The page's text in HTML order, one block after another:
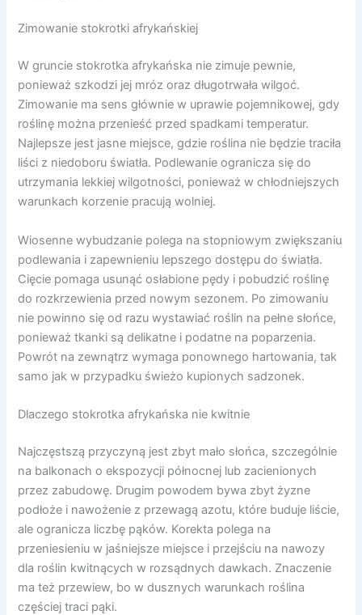
Zimowanie stokrotki afrykańskiej
W gruncie stokrotka afrykańska nie zimuje pewnie,
ponieważ szkodzi jej mróz oraz długotrwała wilgoć.
Zimowanie ma sens głównie w uprawie pojemnikowej, gdy
roślinę można przenieść przed spadkami temperatur.
Najlepsze jest jasne miejsce, gdzie roślina nie będzie traciła
liści z niedoboru światła. Podlewanie ogranicza się do
utrzymania lekkiej wilgotności, ponieważ w chłodniejszych
warunkach korzenie pracują wolniej.
Wiosenne wybudzanie polega na stopniowym zwiększaniu
podlewania i zapewnieniu lepszego dostępu do światła.
Cięcie pomaga usunąć osłabione pędy i pobudzić roślinę
do rozkrzewienia przed nowym sezonem. Po zimowaniu
nie powinno się od razu wystawiać roślin na pełne słońce,
ponieważ tkanki są delikatne i podatne na poparzenia.
Powrót na zewnątrz wymaga ponownego hartowania, tak
samo jak w przypadku świeżo kupionych sadzonek.
Dlaczego stokrotka afrykańska nie kwitnie
Najczęstszą przyczyną jest zbyt mało słońca, szczególnie
na balkonach o ekspozycji północnej lub zacienionych
przez zabudowę. Drugim powodem bywa zbyt żyzne
podłoże i nawożenie z przewagą azotu, które buduje liście,
ale ogranicza liczbę pąków. Korekta polega na
przeniesieniu w jaśniejsze miejsce i przejściu na nawozy
dla roślin kwitnących w rozsądnych dawkach. Znaczenie
ma też przewiew, bo w dusznych warunkach roślina
częściej traci pąki.